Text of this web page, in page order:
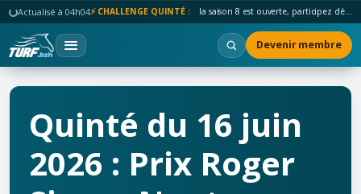
Actualisé à 04h04⚡ CHALLENGE QUINTÉ : la saison 8 est ouverte, participez dès maintenant !
Devenir membre
Quinté du 16 juin
2026 : Prix Roger